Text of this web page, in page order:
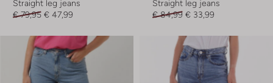
Straight leg jeans
€ 79,95 € 47,99
Straight leg jeans
€ 84,99 € 33,99